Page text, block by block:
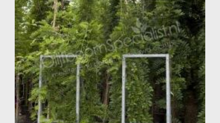
De blauwe regen heeft gedurende het groeiseizoen
regelmatig extra water nodig. In het voorjaar gemiddeld één
keer per week, in de zomer twee of bij zeer warm weer zelfs
drie keer per week en in het najaar bouw je de watergift af
naar één keer per twee weken.
Is de blauwe regen gevoelig voor aantastingen?
De blauwe regen is nauwelijks vatbaar voor ziekten of
plagen. Gedurende het groeiseizoen kan er bladluis
voorkomen. Door de takken waar de luis zit eruit te snoeien
of door tijdig de luizen te bestrijden met een biologisch
spuitmiddel is dit gemakkelijk onder controle te houden.